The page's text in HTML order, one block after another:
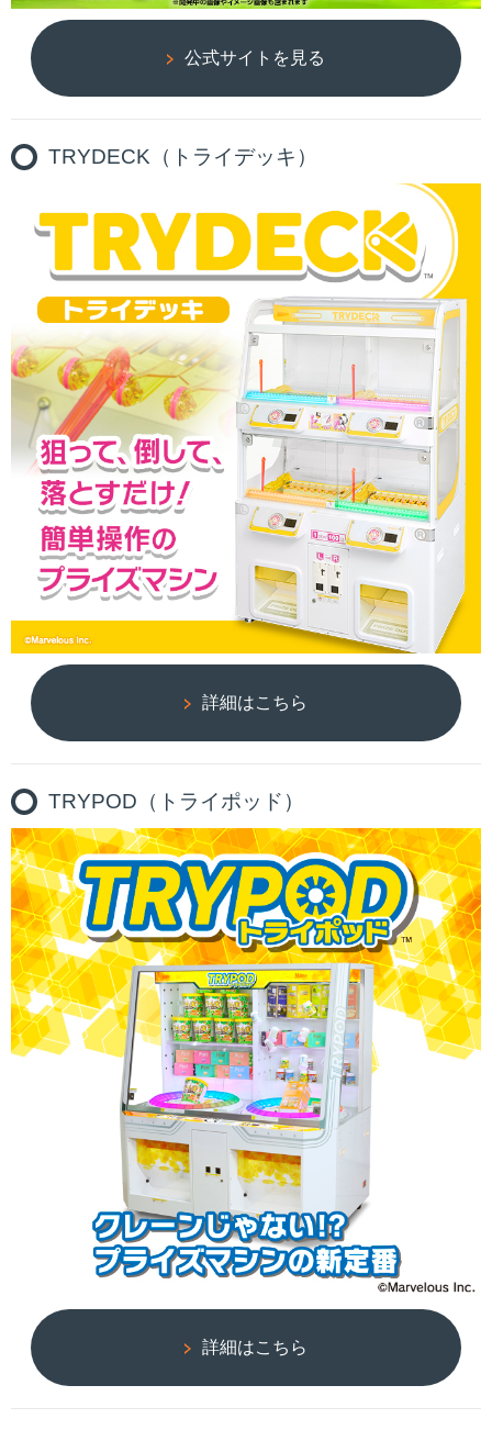
公式サイトを見る
TRYDECK（トライデッキ）
詳細はこちら
TRYPOD（トライポッド）
詳細はこちら